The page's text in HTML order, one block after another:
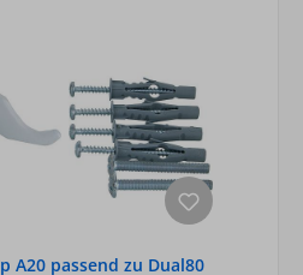
A20 passend zu Dual80